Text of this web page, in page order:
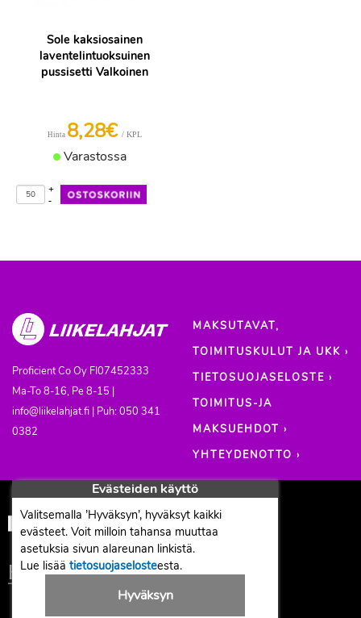
Sole kaksiosainen
laventelintuoksuinen
pussisetti Valkoinen
Hinta 8,28€ / KPL
Varastossa
-
+
Proficient Co Oy FI07452333
Ma-To 8-16, Pe 8-15 |
info@liikelahjat.fi | Puh: 050 341
0382
MAKSUTAVAT,
TOIMITUSKULUT JA UKK ›
TIETOSUOJASELOSTE ›
TOIMITUS-JA
MAKSUEHDOT ›
YHTEYDENOTTO ›
Evästeiden käyttö
Valitsemalla ’Hyväksyn’, hyväksyt kaikki
evästeet. Voit milloin tahansa muuttaa
asetuksia sivun alareunan linkistä.
Lue lisää tietosuojaselosteesta.
Hyväksyn